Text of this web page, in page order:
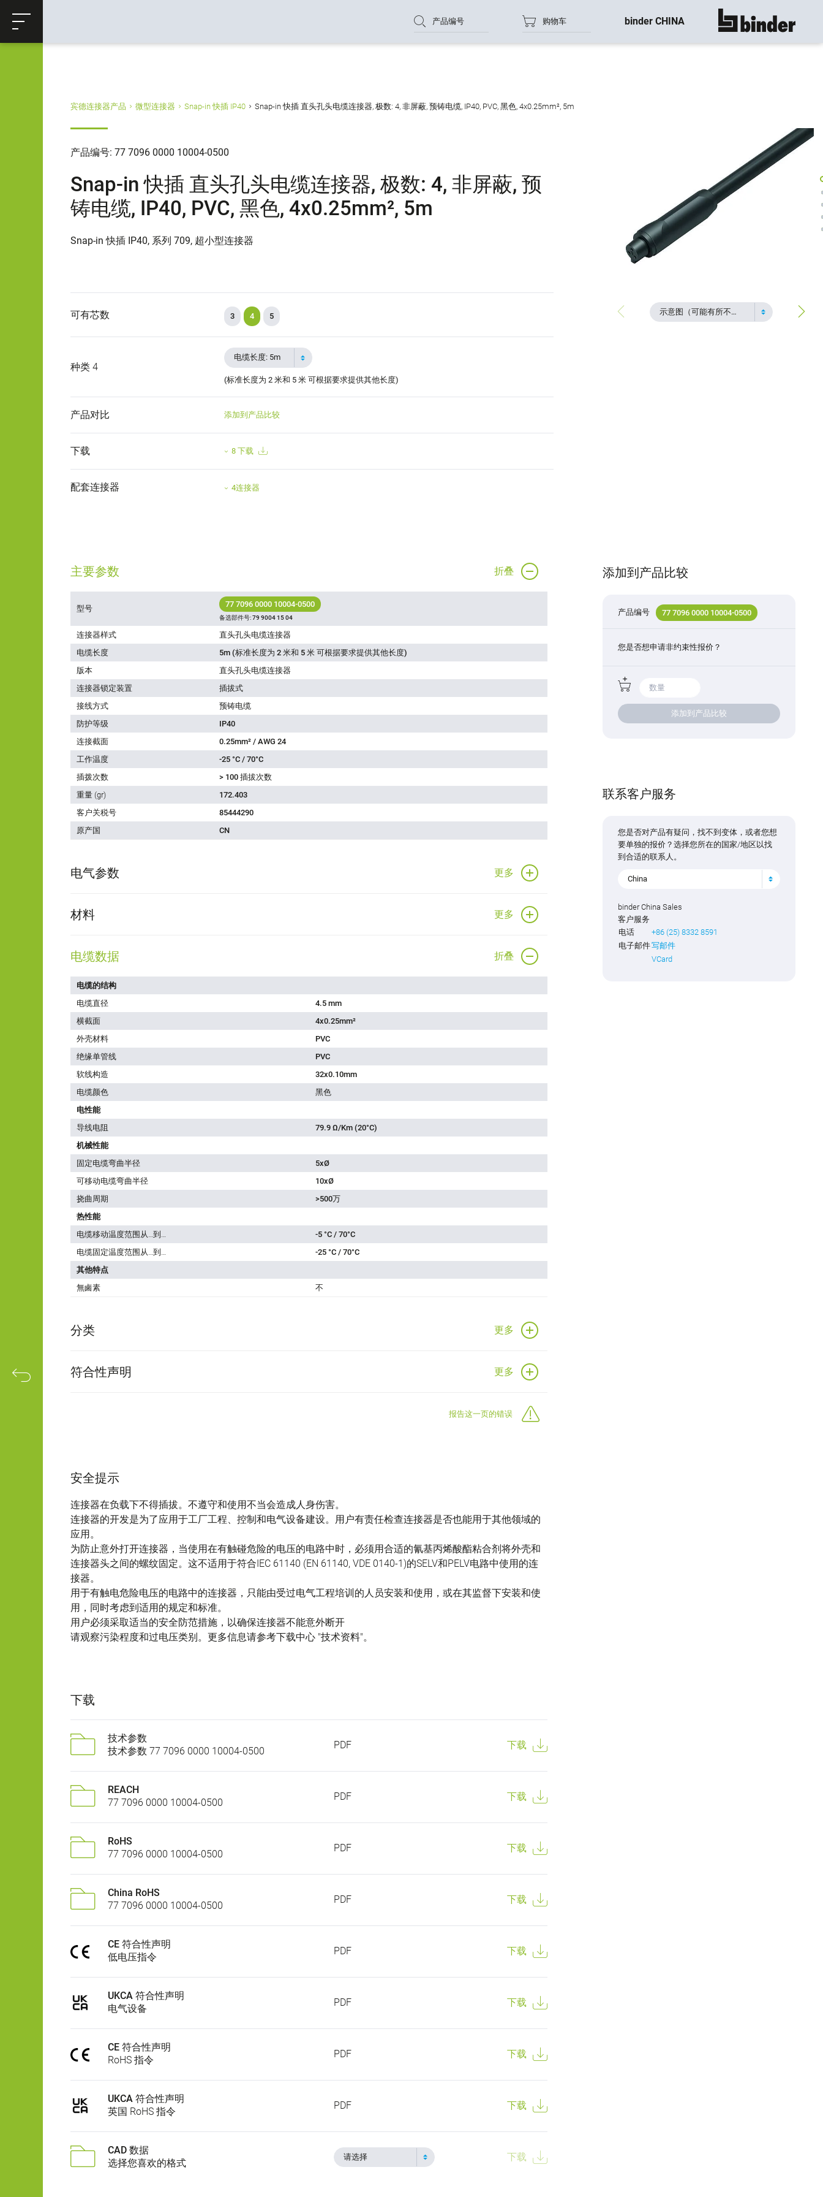
购物车
产品编号 购物车 binder CHINA 显示所有
宾德连接器产品 微型连接器 Snap-in 快插 IP40 Snap-in 快插 直头孔头电缆连接器, 极数: 4, 非屏蔽, 预铸电缆, IP40, PVC, 黑色, 4x0.25mm², 5m
产品编号: 77 7096 0000 10004-0500
Snap-in 快插 直头孔头电缆连接器, 极数: 4, 非屏蔽, 预
铸电缆, IP40, PVC, 黑色, 4x0.25mm², 5m
Snap-in 快插 IP40, 系列 709, 超小型连接器
示意图（可能有所不同）
可有芯数 3 4 5
种类 4
电缆长度: 5m
(标准长度为 2 米和 5 米 可根据要求提供其他长度)
产品对比 添加到产品比较
下载 8 下载
配套连接器 4连接器
主要参数 折叠
型号 77 7096 0000 10004-0500
备选部件号:79 9004 15 04
连接器样式
直头孔头电缆连接器
电缆长度
5m (标准长度为 2 米和 5 米 可根据要求提供其他长度)
版本
直头孔头电缆连接器
连接器锁定装置
插拔式
接线方式
预铸电缆
防护等级
IP40
连接截面
0.25mm² / AWG 24
工作温度
-25 °C / 70°C
插拨次数
> 100 插拔次数
重量 (gr)
172.403
客户关税号
85444290
原产国
CN
电气参数 更多
材料 更多
电缆数据 折叠
电缆的结构
电缆直径
4.5 mm
横截面
4x0.25mm²
外壳材料
PVC
绝缘单管线
PVC
软线构造
32x0.10mm
电缆颜色
黑色
电性能
导线电阻
79.9 Ω/Km (20°C)
机械性能
固定电缆弯曲半径
5xØ
可移动电缆弯曲半径
10xØ
挠曲周期
>500万
热性能
电缆移动温度范围从…到…
-5 °C / 70°C
电缆固定温度范围从…到…
-25 °C / 70°C
其他特点
無鹵素
不
分类 更多
符合性声明 更多
报告这一页的错误
安全提示
连接器在负载下不得插拔。不遵守和使用不当会造成人身伤害。
连接器的开发是为了应用于工厂工程、控制和电气设备建设。用户有责任检查连接器是否也能用于其他领域的
应用。
为防止意外打开连接器，当使用在有触碰危险的电压的电路中时，必须用合适的氰基丙烯酸酯粘合剂将外壳和
连接器头之间的螺纹固定。这不适用于符合IEC 61140 (EN 61140, VDE 0140-1)的SELV和PELV电路中使用的连
接器。
用于有触电危险电压的电路中的连接器，只能由受过电气工程培训的人员安装和使用，或在其监督下安装和使
用，同时考虑到适用的规定和标准。
用户必须采取适当的安全防范措施，以确保连接器不能意外断开
请观察污染程度和过电压类别。更多信息请参考下载中心 "技术资料"。
下载
技术参数
技术参数 77 7096 0000 10004-0500
PDF 下载
REACH
77 7096 0000 10004-0500
PDF 下载
RoHS
77 7096 0000 10004-0500
PDF 下载
China RoHS
77 7096 0000 10004-0500
PDF 下载
CE 符合性声明
低电压指令
PDF 下载
UKCA 符合性声明
电气设备
PDF 下载
CE 符合性声明
RoHS 指令
PDF 下载
UKCA 符合性声明
英国 RoHS 指令
PDF 下载
CAD 数据
选择您喜欢的格式
请选择 下载
添加到产品比较
产品编号 77 7096 0000 10004-0500
您是否想申请非约束性报价？
添加到产品比较
联系客户服务
您是否对产品有疑问，找不到变体，或者您想
要单独的报价？选择您所在的国家/地区以找
到合适的联系人。
China
binder China Sales
客户服务
电话
+86 (25) 8332 8591
电子邮件写邮件
VCard